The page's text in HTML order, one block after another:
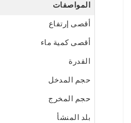
المواصفات
أقصى إرتفاع
أقصى كمية ماء
القدرة
حجم المدخل
حجم المخرج
بلد المنشأ